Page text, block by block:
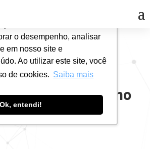
o desempenho, analisar
em nosso site e
Ao utilizar este site, você
de cookies. Saiba mais
Ok, entendi!
de pioneirismo
tecnológica